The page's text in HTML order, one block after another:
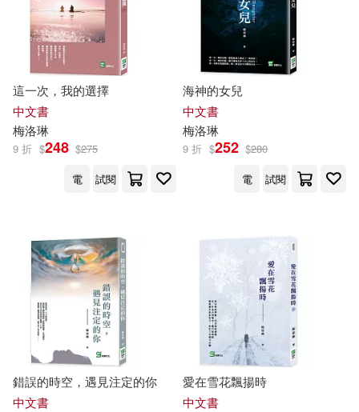
這一次，我的選擇
中文書
梅洛琳
9 折 $248 $275
電
試閱
海神的女兒
中文書
梅洛琳
9 折 $252 $280
電
試閱
錯誤的時空，遇見注定的你
中文書
愛在雪花飄揚時
中文書